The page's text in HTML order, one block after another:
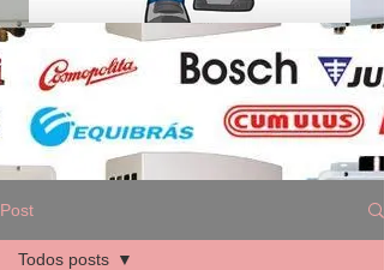
Post
Todos posts